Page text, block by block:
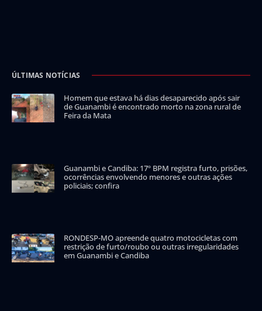
ÚLTIMAS NOTÍCIAS
Homem que estava há dias desaparecido após sair
de Guanambi é encontrado morto na zona rural de
Feira da Mata
Guanambi e Candiba: 17º BPM registra furto, prisões,
ocorrências envolvendo menores e outras ações
policiais; confira
RONDESP-MO apreende quatro motocicletas com
restrição de furto/roubo ou outras irregularidades
em Guanambi e Candiba